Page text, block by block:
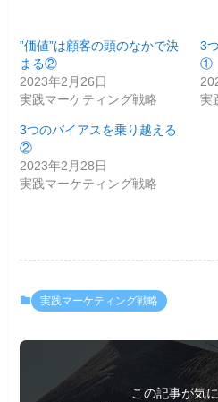
”価値”は顧客の頭のなかで決
まる②
2023年2月26日
実践マーケティング戦略
3
①
実
3つのバイアスを乗り越える
②
2023年2月28日
実践マーケティング戦略
実践マーケティング戦略
この記事が気